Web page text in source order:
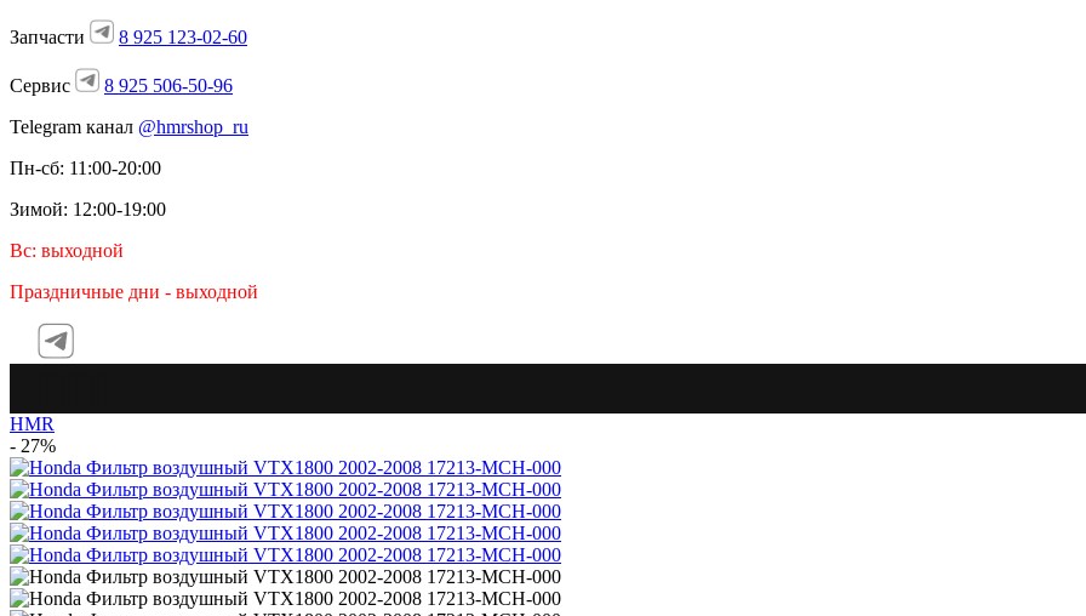
Запчасти 8 925 123-02-60
Сервис
8 925 506-50-96
Telegram канал @hmrshop_ru
Пн-сб: 11:00-20:00
Зимой: 12:00-19:00
Вс: выходной
Праздничные дни - выходной
HMR
- 27%